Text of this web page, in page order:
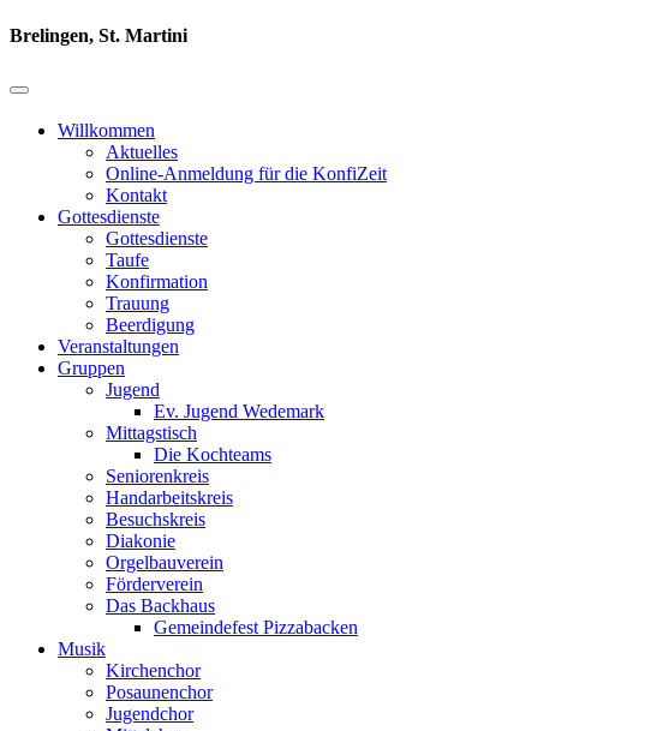
Brelingen, St. Martini
Willkommen
Aktuelles
Online-Anmeldung für die KonfiZeit
Kontakt
Gottesdienste
Gottesdienste
Taufe
Konfirmation
Trauung
Beerdigung
Veranstaltungen
Gruppen
Jugend
Ev. Jugend Wedemark
Mittagstisch
Die Kochteams
Seniorenkreis
Handarbeitskreis
Besuchskreis
Diakonie
Orgelbauverein
Förderverein
Das Backhaus
Gemeindefest Pizzabacken
Musik
Kirchenchor
Posaunenchor
Jugendchor